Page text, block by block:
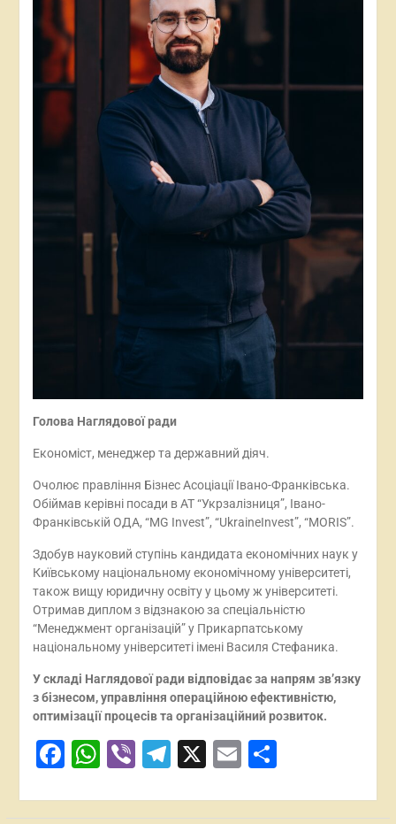
Голова Наглядової ради
Економіст, менеджер та державний діяч.
Очолює правління Бізнес Асоціації Івано-Франківська.
Обіймав керівні посади в АТ “Укрзалізниця”, Івано-
Франківській ОДА, “MG Invest”, “UkraineInvest”, “MORIS”.
Здобув науковий ступінь кандидата економічних наук у
Київському національному економічному університеті,
також вищу юридичну освіту у цьому ж університеті.
Отримав диплом з відзнакою за спеціальністю
“Менеджмент організацій” у Прикарпатському
національному університеті імені Василя Стефаника.
У складі Наглядової ради відповідає за напрям зв’язку
з бізнесом, управління операційною ефективністю,
оптимізації процесів та організаційний розвиток.
Facebook
WhatsApp
ViberTelegram
X Email